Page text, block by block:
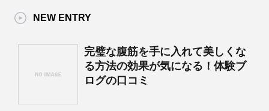
NEW ENTRY
完璧な腹筋を手に入れて美しくな
る方法の効果が気になる！体験ブ
ログの口コミ